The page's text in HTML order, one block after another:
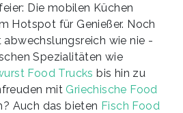
Die mobilen Küchen
Hotspot für Genießer. Noch
wie nie -
Spezialitäten wie
Food Trucks bis hin zu
mit Griechische Food
Auch das bieten Fisch Food